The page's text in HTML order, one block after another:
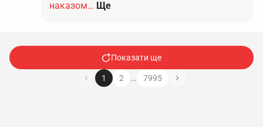
наказом… Ще
Показати ще
1 2 … 7995